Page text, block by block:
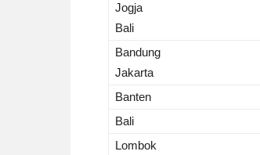
Jogja
Bali
Bandung
Jakarta
Banten
Bali
Lombok